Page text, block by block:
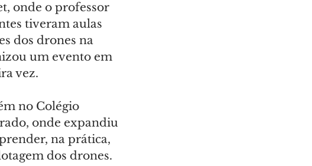
onde o professor
tiveram aulas
dos drones na
um evento em
vez.
no Colégio
onde expandiu
na prática,
dos drones.